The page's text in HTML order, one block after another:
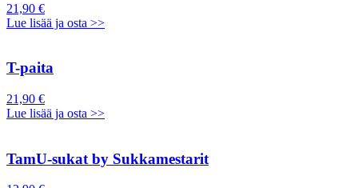
21,90 €
Lue lisää ja osta >>
T-paita
21,90 €
Lue lisää ja osta >>
TamU-sukat by Sukkamestarit